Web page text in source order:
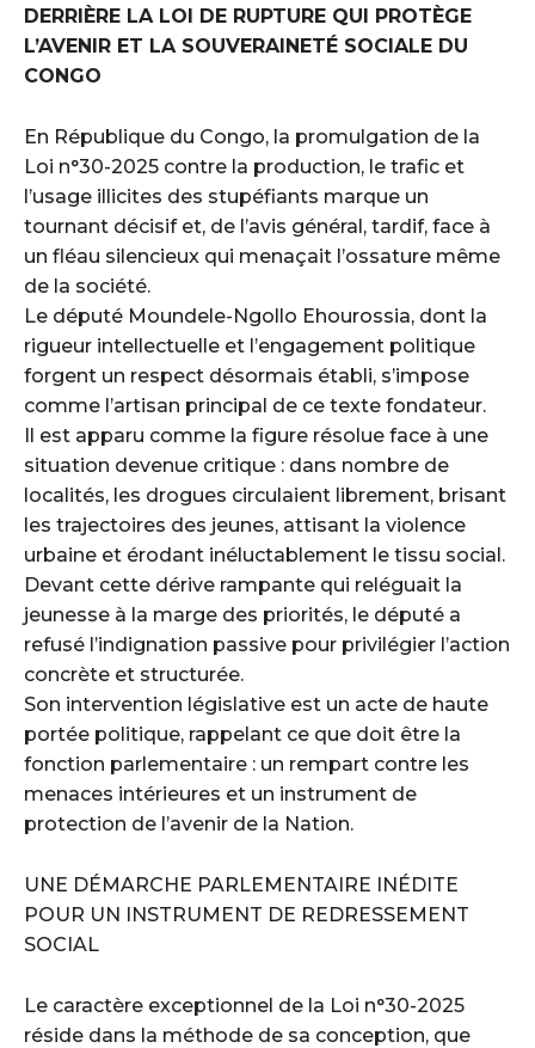
DERRIÈRE LA LOI DE RUPTURE QUI PROTÈGE
L’AVENIR ET LA SOUVERAINETÉ SOCIALE DU
CONGO
En République du Congo, la promulgation de la
Loi n°30-2025 contre la production, le trafic et
l’usage illicites des stupéfiants marque un
tournant décisif et, de l’avis général, tardif, face à
un fléau silencieux qui menaçait l’ossature même
de la société.
Le député Moundele-Ngollo Ehourossia, dont la
rigueur intellectuelle et l’engagement politique
forgent un respect désormais établi, s’impose
comme l’artisan principal de ce texte fondateur.
Il est apparu comme la figure résolue face à une
situation devenue critique : dans nombre de
localités, les drogues circulaient librement, brisant
les trajectoires des jeunes, attisant la violence
urbaine et érodant inéluctablement le tissu social.
Devant cette dérive rampante qui reléguait la
jeunesse à la marge des priorités, le député a
refusé l’indignation passive pour privilégier l’action
concrète et structurée.
Son intervention législative est un acte de haute
portée politique, rappelant ce que doit être la
fonction parlementaire : un rempart contre les
menaces intérieures et un instrument de
protection de l’avenir de la Nation.
UNE DÉMARCHE PARLEMENTAIRE INÉDITE
POUR UN INSTRUMENT DE REDRESSEMENT
SOCIAL
Le caractère exceptionnel de la Loi n°30-2025
réside dans la méthode de sa conception, que